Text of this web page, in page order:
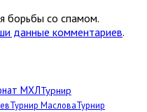
борьбы со спамом.
данные комментариев.
МХЛТурнир
Турнир МасловаТурнир